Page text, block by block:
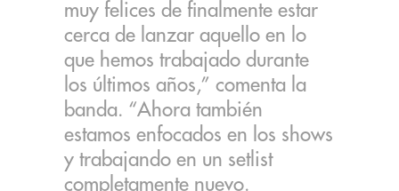
muy felices de finalmente estar
cerca de lanzar aquello en lo
que hemos trabajado durante
los últimos años,” comenta la
banda. “Ahora también
estamos enfocados en los shows
y trabajando en un setlist
completamente nuevo.